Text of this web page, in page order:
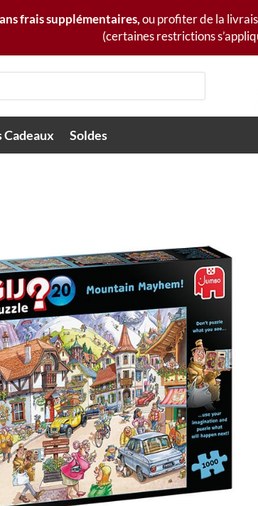
frais supplémentaires,ou profiter de la
(certaines restrictions
Cadeaux Soldes